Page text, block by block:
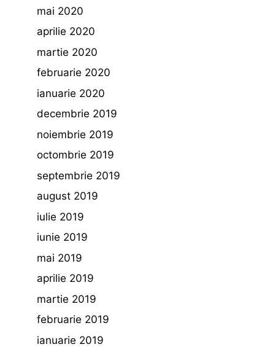
mai 2020
aprilie 2020
martie 2020
februarie 2020
ianuarie 2020
decembrie 2019
noiembrie 2019
octombrie 2019
septembrie 2019
august 2019
iulie 2019
iunie 2019
mai 2019
aprilie 2019
martie 2019
februarie 2019
ianuarie 2019